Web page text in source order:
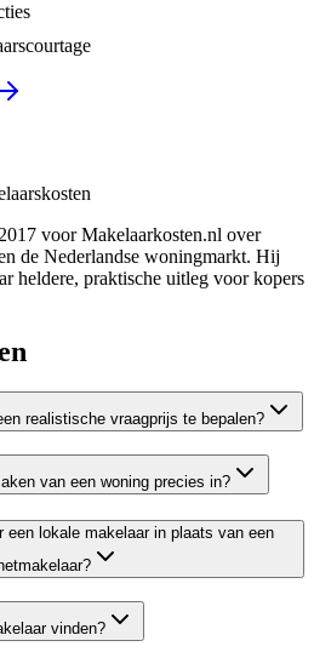
voor Makelaarkosten.nl over
de Nederlandse woningmarkt. Hij
heldere, praktische uitleg voor kopers
realistische vraagprijs te bepalen?
van een woning precies in?
een lokale makelaar in plaats van een
vinden?